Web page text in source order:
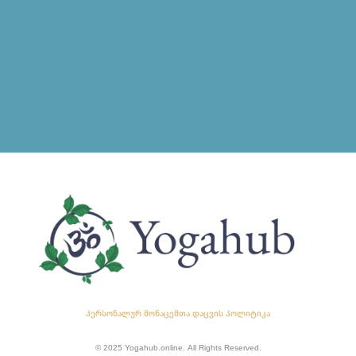
პერსონალურ მონაცემთა დაცვის პოლიტიკა
© 2025 Yogahub.online. All Rights Reserved.